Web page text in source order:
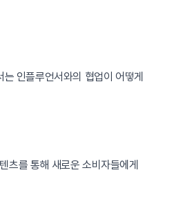
인플루언서와의 협업이 어떻게
츠를 통해 새로운 소비자들에게